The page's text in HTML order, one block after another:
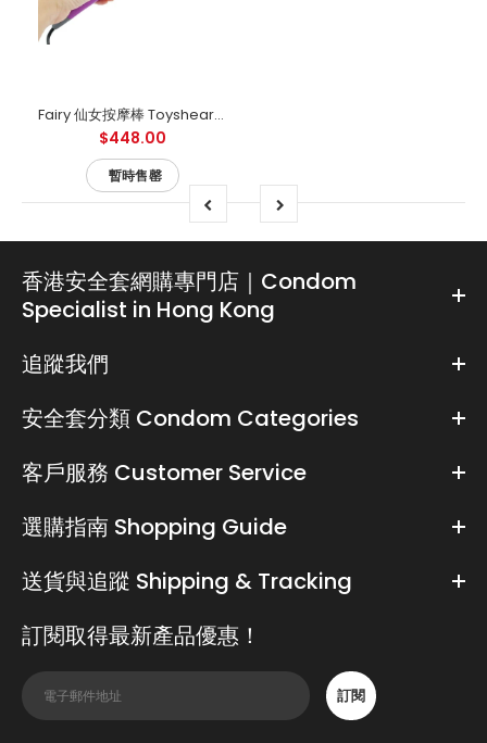
Fairy 仙女按摩棒 Toysheart 紫黑限量版
$448.00
暫時售罄
香港安全套網購專門店｜Condom
Specialist in Hong Kong
追蹤我們
安全套分類 Condom Categories
客戶服務 Customer Service
選購指南 Shopping Guide
送貨與追蹤 Shipping & Tracking
訂閱取得最新產品優惠！
訂閱